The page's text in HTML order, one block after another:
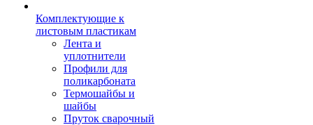
Комплектующие к
листовым пластикам
Лента и
уплотнители
Профили для
поликарбоната
Термошайбы и
шайбы
Пруток сварочный